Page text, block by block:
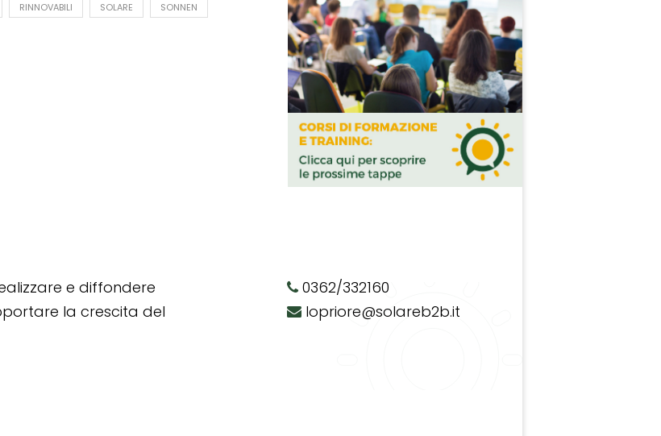
RINNOVABILI SOLARE SONNEN
e diffondere
la crescita del
0362/332160
lopriore@solareb2b.it